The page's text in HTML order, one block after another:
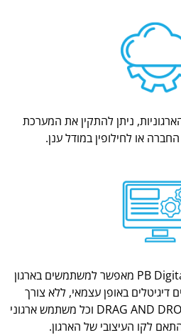
ניתן להתקין את המערכת
או לחילופין במודל ענן.
ה- Designer של מערכת PB Digital מאפשר למשתמשים בארגון
באופן עצמאי, ללא צורך
בפיתוח. המערכת עובדת ב DRAG AND DROP וכל משתמש ארגוני
לקו העיצובי של הארגון.